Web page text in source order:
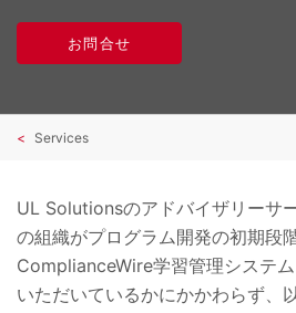
お問合せ
Services
UL Solutionsのアドバイザリーサ
の組織がプログラム開発の初期段
ComplianceWire学習管理システ
いただいているかにかかわらず、